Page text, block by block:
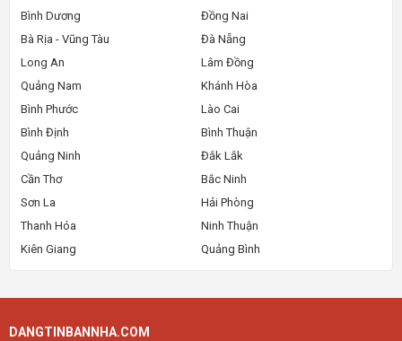
Bình Dương
Đồng Nai
Bà Rịa - Vũng Tàu
Đà Nẵng
Long An
Lâm Đồng
Quảng Nam
Khánh Hòa
Bình Phước
Lào Cai
Bình Định
Bình Thuận
Quảng Ninh
Đắk Lắk
Cần Thơ
Bắc Ninh
Sơn La
Hải Phòng
Thanh Hóa
Ninh Thuận
Kiên Giang
Quảng Bình
DANGTINBANNHA.COM